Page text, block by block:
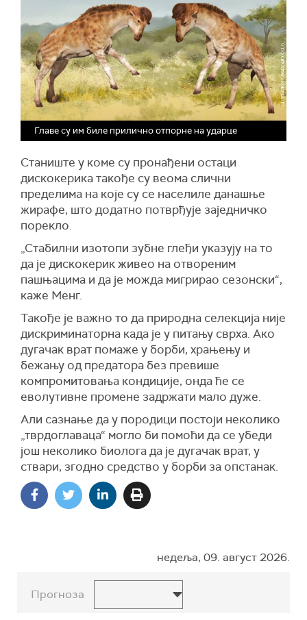
Главе су им биле прилично отпорне на ударце
Станиште у коме су пронађени остаци
дискокерика такође су веома слични
пределима на које су се населиле данашње
жирафе, што додатно потврђује заједничко
порекло.
„Стабилни изотопи зубне глеђи указују на то
да је дискокерик живео на отвореним
пашњацима и да је можда мигрирао сезонски“,
каже Менг.
Такође је важно то да природна селекција није
дискриминаторна када је у питању сврха. Ако
дугачак врат помаже у борби, храњењу и
бежању од предатора без превише
компромитовања кондиције, онда ће се
еволутивне промене задржати мало дуже.
Али сазнање да у породици постоји неколико
„тврдоглаваца“ могло би помоћи да се убеди
још неколико биолога да је дугачак врат, у
ствари, згодно средство у борби за опстанак.
недеља, 09. август 2026.
Прогноза